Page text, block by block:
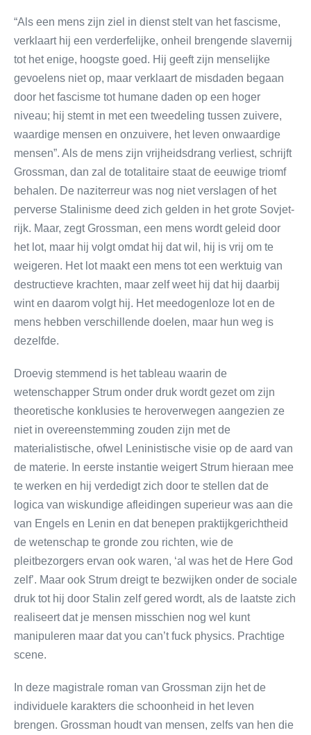
“Als een mens zijn ziel in dienst stelt van het fascisme,
verklaart hij een verderfelijke, onheil brengende slavernij
tot het enige, hoogste goed. Hij geeft zijn menselijke
gevoelens niet op, maar verklaart de misdaden begaan
door het fascisme tot humane daden op een hoger
niveau; hij stemt in met een tweedeling tussen zuivere,
waardige mensen en onzuivere, het leven onwaardige
mensen”. Als de mens zijn vrijheidsdrang verliest, schrijft
Grossman, dan zal de totalitaire staat de eeuwige triomf
behalen. De naziterreur was nog niet verslagen of het
perverse Stalinisme deed zich gelden in het grote Sovjet-
rijk. Maar, zegt Grossman, een mens wordt geleid door
het lot, maar hij volgt omdat hij dat wil, hij is vrij om te
weigeren. Het lot maakt een mens tot een werktuig van
destructieve krachten, maar zelf weet hij dat hij daarbij
wint en daarom volgt hij. Het meedogenloze lot en de
mens hebben verschillende doelen, maar hun weg is
dezelfde.
Droevig stemmend is het tableau waarin de
wetenschapper Strum onder druk wordt gezet om zijn
theoretische konklusies te heroverwegen aangezien ze
niet in overeenstemming zouden zijn met de
materialistische, ofwel Leninistische visie op de aard van
de materie. In eerste instantie weigert Strum hieraan mee
te werken en hij verdedigt zich door te stellen dat de
logica van wiskundige afleidingen superieur was aan die
van Engels en Lenin en dat benepen praktijkgerichtheid
de wetenschap te gronde zou richten, wie de
pleitbezorgers ervan ook waren, ‘al was het de Here God
zelf’. Maar ook Strum dreigt te bezwijken onder de sociale
druk tot hij door Stalin zelf gered wordt, als de laatste zich
realiseert dat je mensen misschien nog wel kunt
manipuleren maar dat you can’t fuck physics. Prachtige
scene.
In deze magistrale roman van Grossman zijn het de
individuele karakters die schoonheid in het leven
brengen. Grossman houdt van mensen, zelfs van hen die